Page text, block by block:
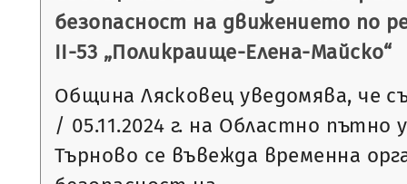
безопасност на движението по
ІІ-53 „Поликраище-Елена-Майско“
Община Лясковец уведомява, че
/ 05.11.2024 г. на Областно пътно
Търново се въвежда временна